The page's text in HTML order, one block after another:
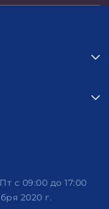
c 09:00 до 17:00
2020 г.